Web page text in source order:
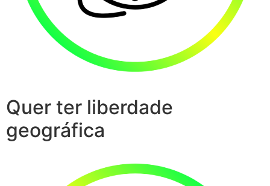
Quer ter liberdade
geográfica